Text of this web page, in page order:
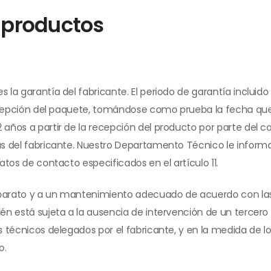
productos
garantía del fabricante. El periodo de garantía
del paquete, tomándose como prueba la fecha
a partir de la recepción del producto por parte del
fabricante. Nuestro Departamento Técnico le
de contacto especificados en el artículo 11.
y a un mantenimiento adecuado de acuerdo con
está sujeta a la ausencia de intervención de un
delegados por el fabricante, y en la medida de